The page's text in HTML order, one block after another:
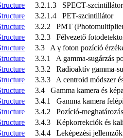
3.2.1.3 SPECT-szcintillátor
3.2.1.4 PET-szcintillátor
3.2.2 PMT
3.2.3 Félvezető
3.3 A γ foton pozíció
3.3.1 A gamma-sugárzás
3.3.2 Radioaktív gamma-
3.3.3 A centroid módszer
3.4 Gamma kamera és
3.4.1 Gamma kamera
3.4.2 Pozíció-
3.4.3 Képkorrekciók és
3.4.4 Leképezési jellemzők